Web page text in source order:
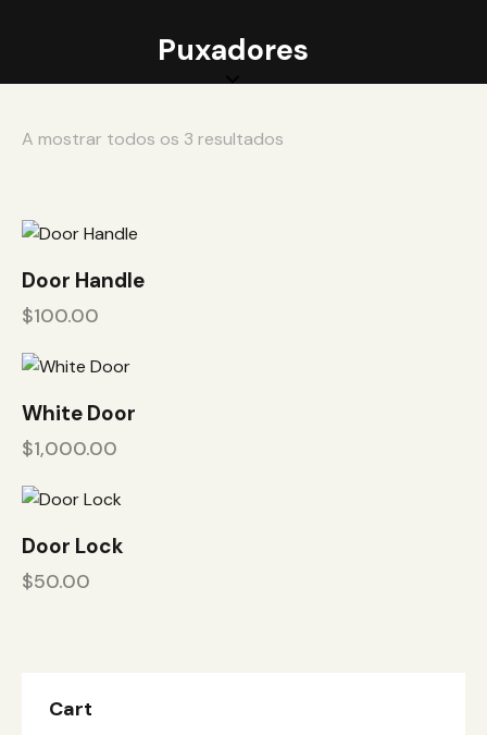
Puxadores
A mostrar todos os 3 resultados
Door Handle
$100.00
White Door
$1,000.00
Door Lock
$50.00
Cart